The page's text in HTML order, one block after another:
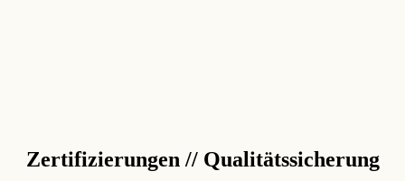
Zertifizierungen // Qualitätssicherung